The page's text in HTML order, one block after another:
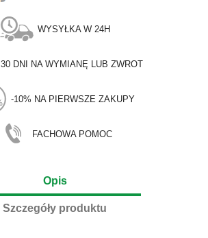
WYSYŁKA W 24H
30 DNI NA WYMIANĘ LUB ZWROT
-10% NA PIERWSZE ZAKUPY
FACHOWA POMOC
Opis
Szczegóły produktu